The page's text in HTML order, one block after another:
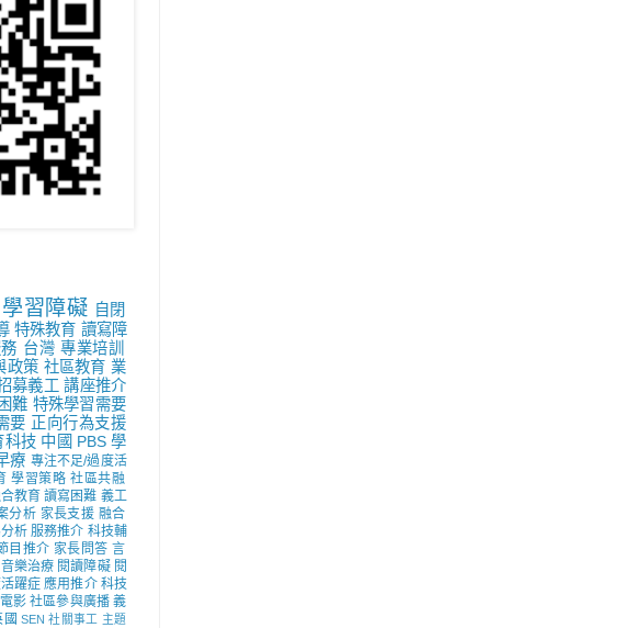
學習障礙 自閉
特殊教育 讀寫障
台灣 專業培訓
政策 社區教育 業
募義工 講座推介
難 特殊學習需要
要 正向行為支援
科技 中國 PBS 學
療 專注不足/過度活
學習策略 社區共融
教育 讀寫困難 義工
分析 家長支援 融合
析 服務推介 科技輔
目推介 家長問答 言
音樂治療 閱讀障礙 閱
躍症 應用推介 科技
電影 社區參與廣播 義
國 SEN 社關事工 主題